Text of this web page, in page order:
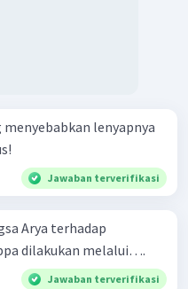
lenyapnya
Jawaban terverifikasi
Arya terhadap
dilakukan melalui….
Jawaban terverifikasi